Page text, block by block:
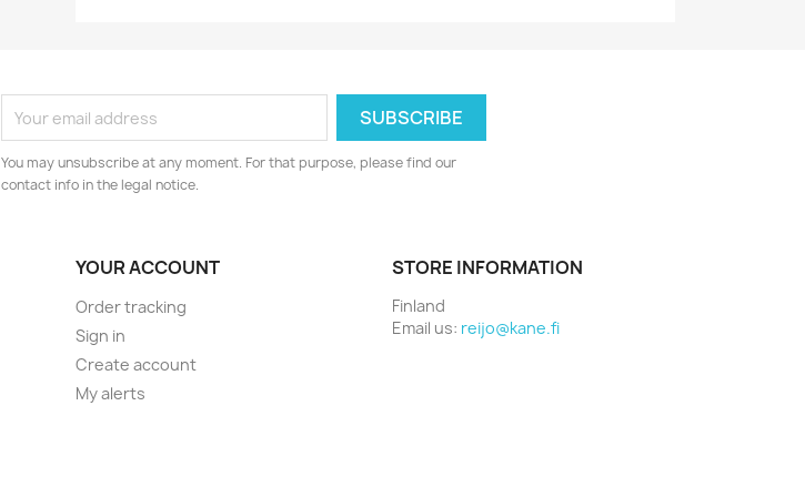
You may unsubscribe at any moment. For that purpose, please find our
contact info in the legal notice.
YOUR ACCOUNT
Order tracking
Sign in
Create account
My alerts
STORE INFORMATION
Finland
Email us: reijo@kane.fi